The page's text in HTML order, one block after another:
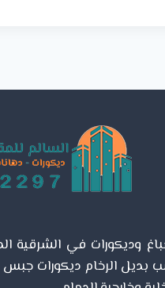
تنسيق
الشرقية
وديكورات في الشرقية
الرخام ديكورات جبس